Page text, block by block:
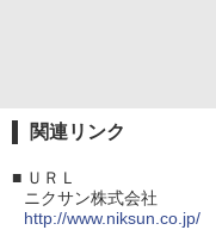
関連リンク
■ ＵＲＬ
ニクサン株式会社
http://www.niksun.co.jp/